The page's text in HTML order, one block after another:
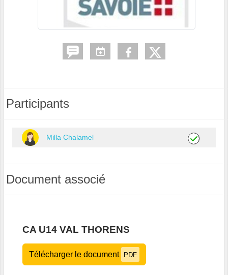
Participants
Milla Chalamel
Document associé
CA U14 VAL THORENS
Télécharger le document PDF